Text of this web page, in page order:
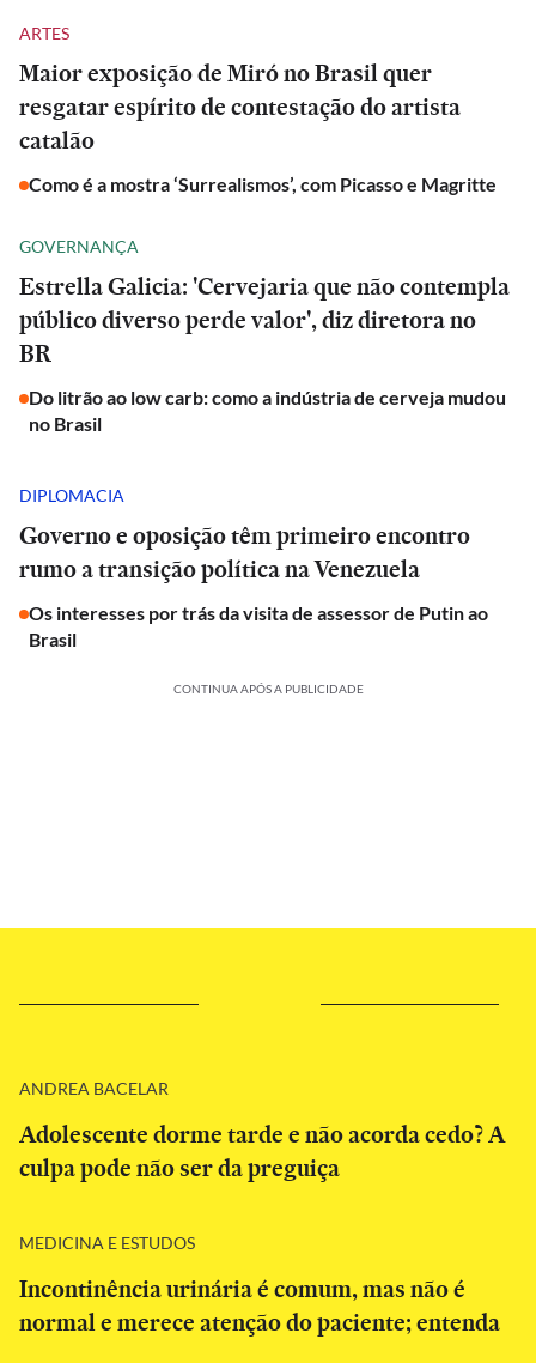
ARTES
Maior exposição de Miró no Brasil quer
resgatar espírito de contestação do artista
catalão
Como é a mostra ‘Surrealismos’, com Picasso e Magritte
GOVERNANÇA
Estrella Galicia: 'Cervejaria que não contempla
público diverso perde valor', diz diretora no
BR
Do litrão ao low carb: como a indústria de cerveja mudou
no Brasil
DIPLOMACIA
Governo e oposição têm primeiro encontro
rumo a transição política na Venezuela
Os interesses por trás da visita de assessor de Putin ao
Brasil
CONTINUA APÓS A PUBLICIDADE
ANDREA BACELAR
Adolescente dorme tarde e não acorda cedo? A
culpa pode não ser da preguiça
MEDICINA E ESTUDOS
Incontinência urinária é comum, mas não é
normal e merece atenção do paciente; entenda